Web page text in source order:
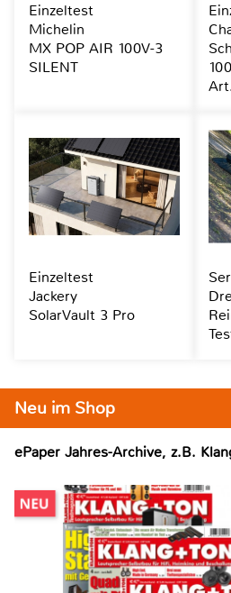
Neu im Shop
ePaper Jahres-Archive, z.B.
Einzeltest
Michelin
MX POP AIR 100V-3
SILENT
Einzeltest
Jackery
SolarVault 3 Pro